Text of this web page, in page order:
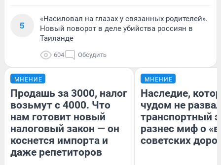
5
«Насиловал на глазах у связанных родителей».
Новый поворот в деле убийства россиян в
Таиланде
604 Обсудить
МНЕНИЕ
Продашь за 3000, налог
возьмут с 4000. Что
нам готовит новый
налоговый закон — он
коснется импорта и
даже репетиторов
МНЕНИЕ
Наследие,
чудом не
транспортный
разнес миф о
советских